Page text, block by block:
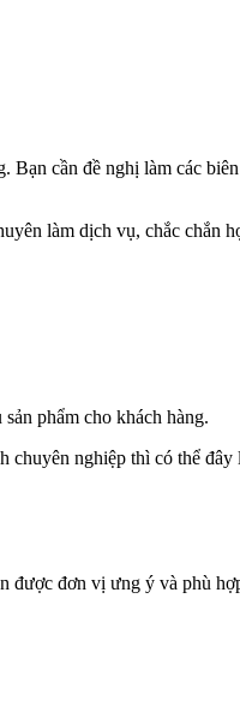
cần đề nghị làm các
làm dịch vụ, chắc chắn
phẩm cho khách hàng.
chuyên nghiệp thì có thể
đơn vị ưng ý và phù